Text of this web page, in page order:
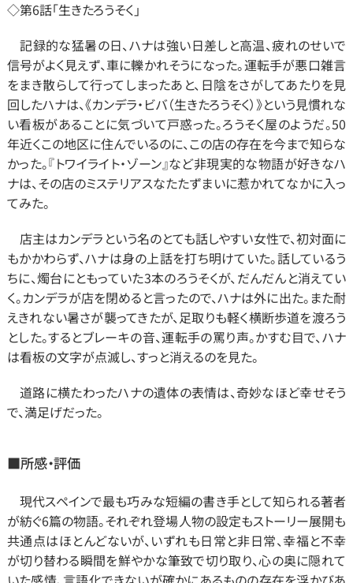
◇第6話「生きたろうそく」
記録的な猛暑の日、ハナは強い日差しと高温、疲れのせいで
信号がよく見えず、車に轢かれそうになった。運転手が悪口雑言
をまき散らして行ってしまったあと、日陰をさがしてあたりを見
回したハナは、《カンデラ・ビバ（生きたろうそく）》という見慣れな
い看板があることに気づいて戸惑った。ろうそく屋のようだ。50
年近くこの地区に住んでいるのに、この店の存在を今まで知らな
かった。『トワイライト・ゾーン』など非現実的な物語が好きなハ
ナは、その店のミステリアスなたたずまいに惹かれてなかに入っ
てみた。
店主はカンデラという名のとても話しやすい女性で、初対面に
もかかわらず、ハナは身の上話を打ち明けていた。話しているう
ちに、燭台にともっていた3本のろうそくが、だんだんと消えてい
く。カンデラが店を閉めると言ったので、ハナは外に出た。また耐
えきれない暑さが襲ってきたが、足取りも軽く横断歩道を渡ろう
とした。するとブレーキの音、運転手の罵り声。かすむ目で、ハナ
は看板の文字が点滅し、すっと消えるのを見た。
道路に横たわったハナの遺体の表情は、奇妙なほど幸せそう
で、満足げだった。
■所感・評価
現代スペインで最も巧みな短編の書き手として知られる著者
が紡ぐ6篇の物語。それぞれ登場人物の設定もストーリー展開も
共通点はほとんどないが、いずれも日常と非日常、幸福と不幸
が切り替わる瞬間を鮮やかな筆致で切り取り、心の奥に隠れて